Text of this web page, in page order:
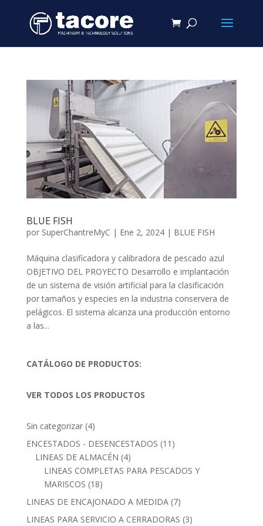
BLUE FISH
por SuperChantreMyC | Ene 2, 2024| BLUE FISH
Máquina clasificadora y calibradora de pescado azul
OBJETIVO DEL PROYECTO Desarrollo e implantación
de un sistema de visión artificial para la clasificación
por tamaños y especies en la industria conservera de
pelágicos. El sistema alcanza una producción entorno
a las...
CATÁLOGO DE PRODUCTOS:
VER TODOS LOS PRODUCTOS
Sin categorizar 44
productos
ENCESTADOS - DESENCESTADOS 11 11
LINEAS DE ALMACÉN 44
productos
LINEAS COMPLETAS PARA PESCADOS Y
MARISCOS 1818
productos
LINEAS DE ENCAJONADO A MEDIDA 77
productos
LINEAS PARA SERVICIO A CERRADORAS 33